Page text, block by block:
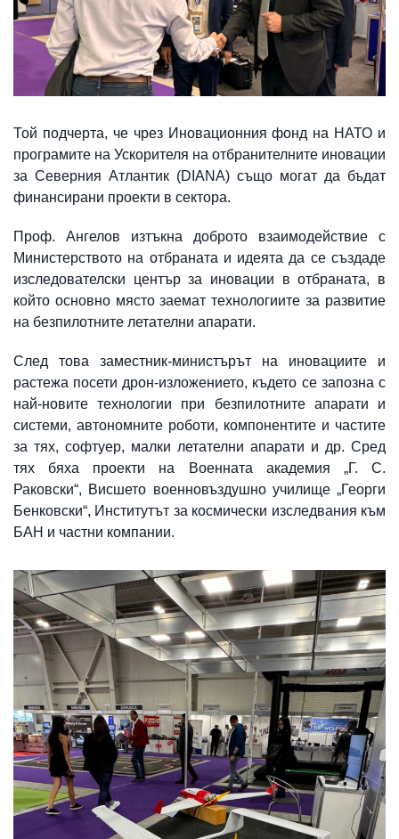
Той подчерта, че чрез Иновационния фонд на НАТО и
програмите на Ускорителя на отбранителните иновации
за Северния Атлантик (DIANA) също могат да бъдат
финансирани проекти в сектора.
Проф. Ангелов изтъкна доброто взаимодействие с
Министерството на отбраната и идеята да се създаде
изследователски център за иновации в отбраната, в
който основно място заемат технологиите за развитие
на безпилотните летателни апарати.
След това заместник-министърът на иновациите и
растежа посети дрон-изложението, където се запозна с
най-новите технологии при безпилотните апарати и
системи, автономните роботи, компонентите и частите
за тях, софтуер, малки летателни апарати и др. Сред
тях бяха проекти на Военната академия „Г. С.
Раковски“, Висшето военновъздушно училище „Георги
Бенковски“, Институтът за космически изследвания към
БАН и частни компании.